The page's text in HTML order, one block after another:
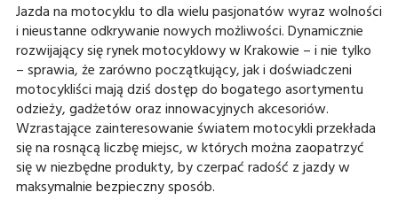
Jazda na motocyklu to dla wielu pasjonatów wyraz wolności
i nieustanne odkrywanie nowych możliwości. Dynamicznie
rozwijający się rynek motocyklowy w Krakowie – i nie tylko
– sprawia, że zarówno początkujący, jak i doświadczeni
motocykliści mają dziś dostęp do bogatego asortymentu
odzieży, gadżetów oraz innowacyjnych akcesoriów.
Wzrastające zainteresowanie światem motocykli przekłada
się na rosnącą liczbę miejsc, w których można zaopatrzyć
się w niezbędne produkty, by czerpać radość z jazdy w
maksymalnie bezpieczny sposób.